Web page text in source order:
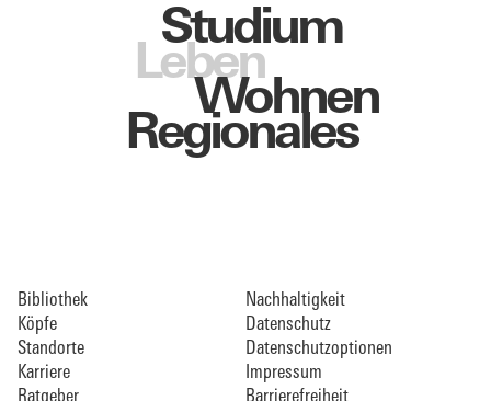
Studium
Leben
Wohnen
Regionales
Bibliothek
Köpfe
Standorte
Karriere
Ratgeber
Nachhaltigkeit
Datenschutz
Datenschutzoptionen
Impressum
Barrierefreiheit